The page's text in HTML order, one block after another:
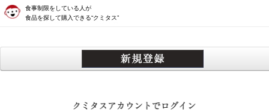
食事制限をしている人が
食品を探して購入できる“クミタス”